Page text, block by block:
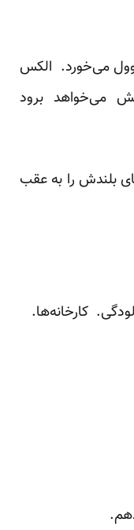
می‌خورد. الکس
می‌خواهد برود
بلندش را به عقب‌
کارخانه‌ها.